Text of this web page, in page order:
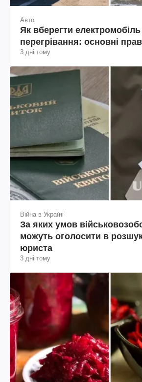
Авто
Як вберегти електромобіль
перегрівання: основні
3 дні тому
Війна в Україні
За яких умов
можуть оголосити в
юриста
3 дні тому